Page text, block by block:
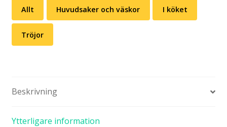
Allt Huvudsaker och väskor I köket
Tröjor
Beskrivning
Ytterligare information